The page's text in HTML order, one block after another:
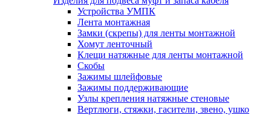
Устройства УМПК
Лента монтажная
Замки (скрепы) для ленты монтажной
Хомут ленточный
Клещи натяжные для ленты монтажной
Скобы
Зажимы шлейфовые
Зажимы поддерживающие
Узлы крепления натяжные стеновые
Вертлюги, стяжки, гасители, звено, ушко